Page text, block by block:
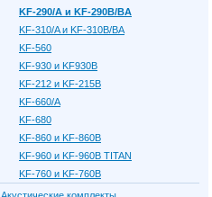
KF-290/A и KF-290B/BA
KF-310/A и KF-310B/BA
KF-560
KF-930 и KF930B
KF-212 и KF-215B
KF-660/A
KF-680
KF-860 и KF-860B
KF-960 и KF-960B TITAN
KF-760 и KF-760B